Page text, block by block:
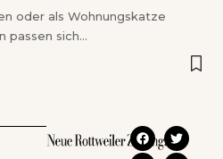
oder als Wohnungskatze
passen sich…